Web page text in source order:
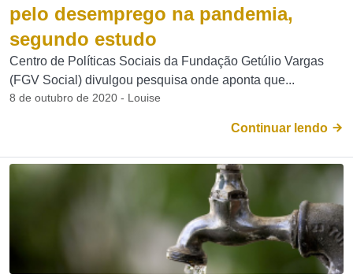
pelo desemprego na pandemia,
segundo estudo
Centro de Políticas Sociais da Fundação Getúlio Vargas
(FGV Social) divulgou pesquisa onde aponta que...
8 de outubro de 2020 - Louise
Continuar lendo